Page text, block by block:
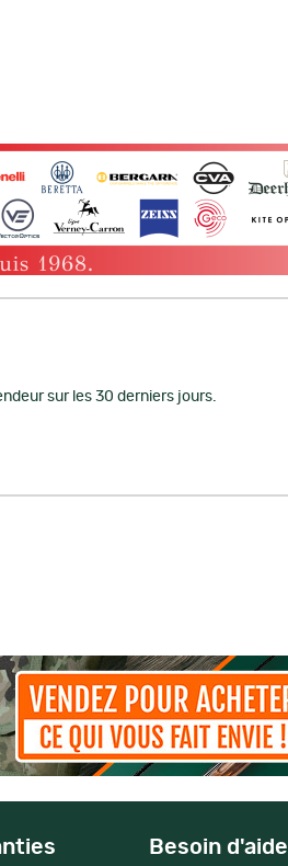
sur les 30 derniers jours.
Besoin d'aide